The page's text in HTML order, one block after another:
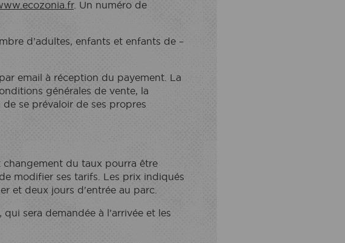
. Un numéro de
d’adultes, enfants et enfants de –
email à réception du payement. La
générales de vente, la
se prévaloir de ses propres
changement du taux pourra être
modifier ses tarifs. Les prix indiqués
et deux jours d'entrée au parc.
sera demandée à l’arrivée et les